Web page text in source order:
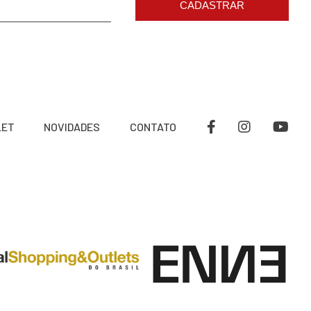
CADASTRAR
NOVIDADES CONTATO